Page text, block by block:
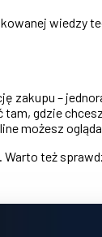
wiedzy
zakupu –
tam, gdzie
możesz
Warto też